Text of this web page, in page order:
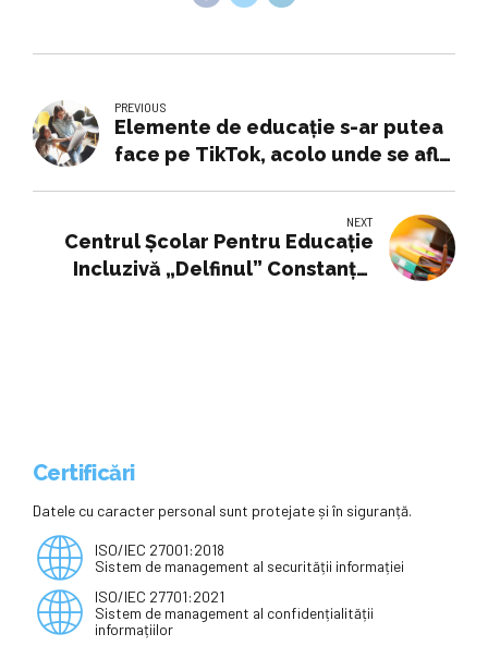
PREVIOUS
Elemente de educaţie s-ar putea
face pe TikTok, acolo unde se află
NEXT
Centrul Şcolar Pentru Educaţie
Incluzivă „Delfinul” Constanţa,
Certificări
Datele cu caracter personal sunt protejate și în siguranță.
ISO/IEC 27001:2018
Sistem de management al securității informației
ISO/IEC 27701:2021
Sistem de management al confidențialității
informațiilor